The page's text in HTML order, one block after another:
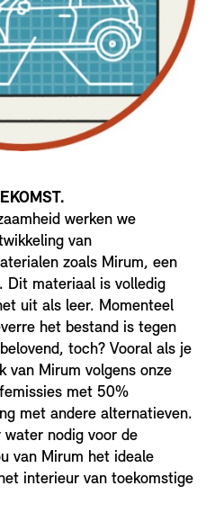
werken we
van
zoals Mirum, een
materiaal is volledig
uit als leer. Momenteel
het bestand is tegen
toch? Vooral als je
van Mirum volgens onze
met 50%
met andere alternatieven.
water nodig voor de
van Mirum het ideale
interieur van toekomstige